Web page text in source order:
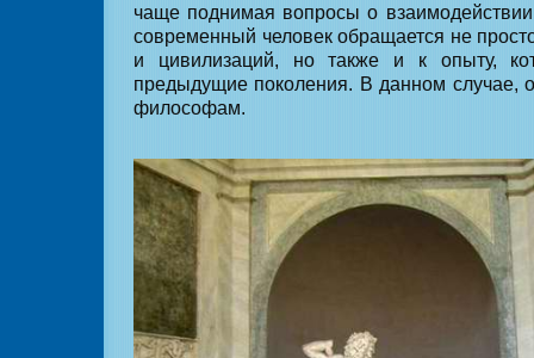
чаще поднимая вопросы о
современный человек обращается не
и цивилизаций, но также и к опыту,
предыдущие поколения. В данном случае,
философам.